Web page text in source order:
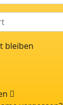
bleiben